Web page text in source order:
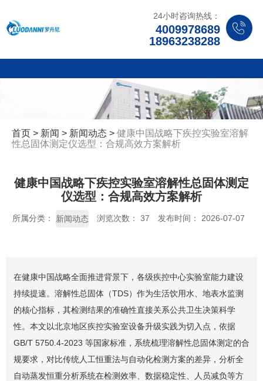
24小时咨询热线：
4009978689
18963238288
首页 > 新闻 > 新闻动态 > 健康中国战略下疾控实验室溶解
性总固体测定仪选型：合规高效方案解析
健康中国战略下疾控实验室溶解性总固体测定
仪选型：合规高效方案解析
所属分类： 新闻动态 浏览次数： 37 发布时间： 2026-07-07
在健康中国战略全面推进背景下，各级疾控中心实验室能力建设
持续提速。溶解性总固体（TDS）作为生活饮用水、地表水监测
的核心指标，其检测结果的准确性直接关系公共卫生决策科学
性。本文以北京地区疾控实验室设备升级实践为切入点，依据
GB/T 5750.4-2023 等国家标准，系统梳理溶解性总固体测定的合
规要求，对比传统人工恒重法与自动化检测方案的差异，分析全
自动蒸发恒重分析系统在检测效率、数据稳定性、人员减负等方